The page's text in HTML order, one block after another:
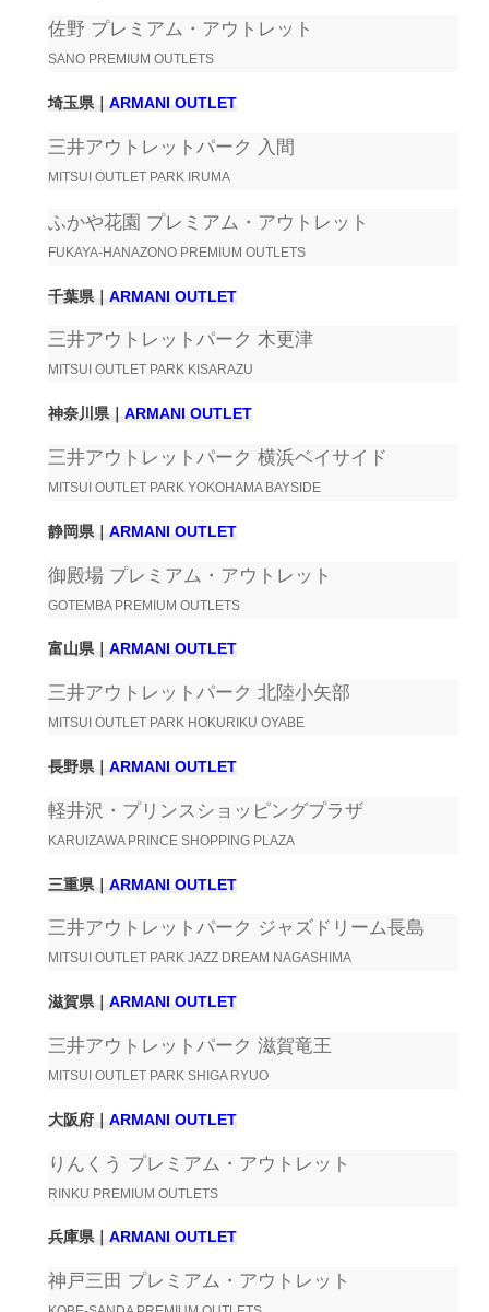
佐野 プレミアム・アウトレット
SANO PREMIUM OUTLETS
埼玉県｜ ARMANI OUTLET
三井アウトレットパーク 入間
MITSUI OUTLET PARK IRUMA
ふかや花園 プレミアム・アウトレット
FUKAYA-HANAZONO PREMIUM OUTLETS
千葉県｜ ARMANI OUTLET
三井アウトレットパーク 木更津
MITSUI OUTLET PARK KISARAZU
神奈川県｜ ARMANI OUTLET
三井アウトレットパーク 横浜ベイサイド
MITSUI OUTLET PARK YOKOHAMA BAYSIDE
静岡県｜ ARMANI OUTLET
御殿場 プレミアム・アウトレット
GOTEMBA PREMIUM OUTLETS
富山県｜ ARMANI OUTLET
三井アウトレットパーク 北陸小矢部
MITSUI OUTLET PARK HOKURIKU OYABE
長野県｜ ARMANI OUTLET
軽井沢・プリンスショッピングプラザ
KARUIZAWA PRINCE SHOPPING PLAZA
三重県｜ ARMANI OUTLET
三井アウトレットパーク ジャズドリーム長島
MITSUI OUTLET PARK JAZZ DREAM NAGASHIMA
滋賀県｜ ARMANI OUTLET
三井アウトレットパーク 滋賀竜王
MITSUI OUTLET PARK SHIGA RYUO
大阪府｜ ARMANI OUTLET
りんくう プレミアム・アウトレット
RINKU PREMIUM OUTLETS
兵庫県｜ ARMANI OUTLET
神戸三田 プレミアム・アウトレット